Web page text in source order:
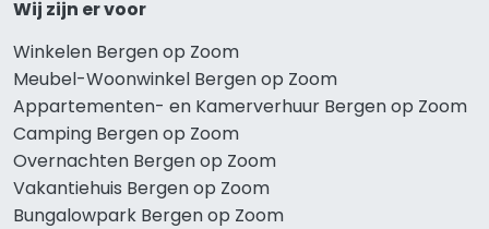
Wij zijn er voor
Winkelen Bergen op Zoom
Meubel-Woonwinkel Bergen op Zoom
Appartementen- en Kamerverhuur Bergen op Zoom
Camping Bergen op Zoom
Overnachten Bergen op Zoom
Vakantiehuis Bergen op Zoom
Bungalowpark Bergen op Zoom